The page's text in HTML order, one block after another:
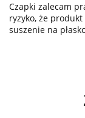
Czapki zalecam
ryzyko, że
suszenie na